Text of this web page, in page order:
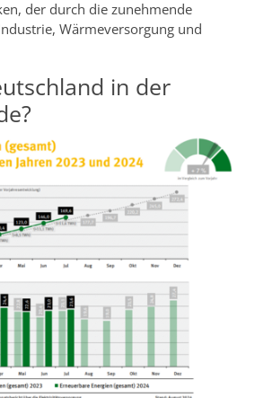
der durch die zunehmende
Wärmeversorgung und
in der